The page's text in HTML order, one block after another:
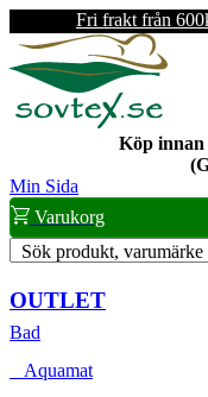
Fri frakt från
Köp innan
Min Sida
Varukorg
Sök produkt, varumärke
OUTLET
Bad
Aquamat